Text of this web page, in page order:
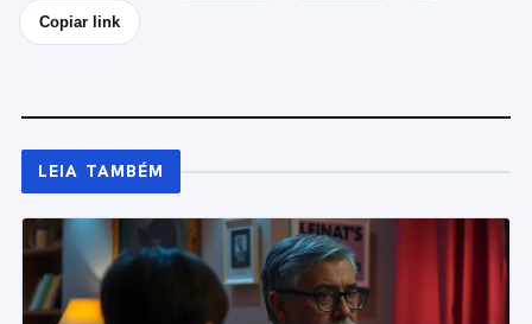
Copiar link
LEIA TAMBÉM